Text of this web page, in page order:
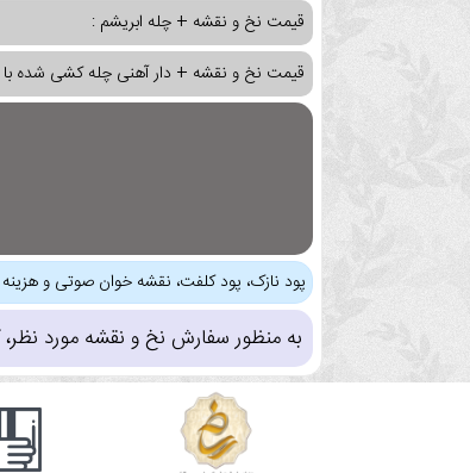
قیمت نخ و نقشه + چله ابریشم :
قیمت نخ و نقشه + دار آهنی چله کشی شده با
پود نازک، پود کلفت، نقشه خوان صوتی و
به منظور سفارش نخ و نقشه مورد